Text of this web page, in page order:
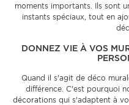
moments importants. Ils sont
instants spéciaux, tout en
DONNEZ VIE À VOS
Quand il s'agit de déco
différence. C'est pourquoi
décorations qui s'adaptent à